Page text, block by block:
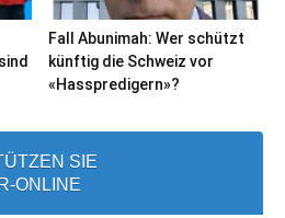
Fall Abunimah: Wer schützt
künftig die Schweiz vor
«Hasspredigern»?
SIE
ONLINE